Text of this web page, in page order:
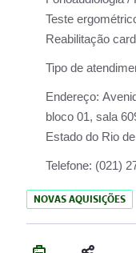
Teste
Reabilitação
Tipo de
Endereço:
bloco 01, sala
Estado do Rio
Telefone: (021)
NOVAS AQUISIÇÕES